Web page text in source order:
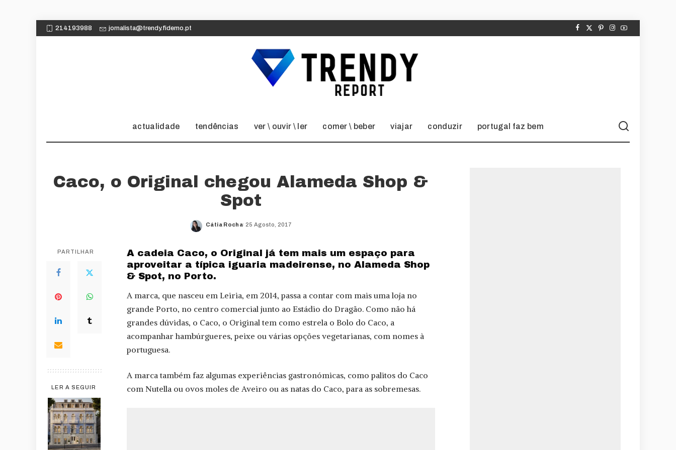
214193988 jornalista@trendy.fidemo.pt
actualidade tendências ver \ ouvir \ ler comer \ beber viajar conduzir portugal faz bem
Caco, o Original chegou Alameda Shop &
Spot
Posted
Cátia Rocha 25 Agosto, 2017
PARTILHAR
LER A SEGUIR
A cadeia Caco, o Original já tem mais um espaço para
aproveitar a típica iguaria madeirense, no Alameda Shop
& Spot, no Porto.
A marca, que nasceu em Leiria, em 2014, passa a contar com mais uma loja no
grande Porto, no centro comercial junto ao Estádio do Dragão. Como não há
grandes dúvidas, o Caco, o Original tem como estrela o Bolo do Caco, a
acompanhar hambúrgueres, peixe ou várias opções vegetarianas, com nomes à
portuguesa.
A marca também faz algumas experiências gastronómicas, como palitos do Caco
com Nutella ou ovos moles de Aveiro ou as natas do Caco, para as sobremesas.